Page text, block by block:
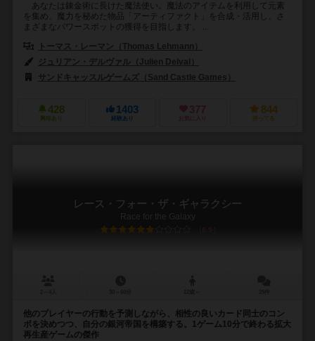
あなたは錬金術に長けた魔法使い。魔法のアイテムを利用して元素
を集め、魔力を秘めた物品「アーティファクト」を合成・活用し、さ
まざまなパワースポットの獲得を目指します。 ...
トーマス・レーマン（Thomas Lehmann）
ジュリアン・デルヴァル（Julien Delval）
サンドキャッスルゲームズ（Sand Castle Games）
428
興味あり
1403
経験あり
377
お気に入り
844
持ってる
レース・フォー・ザ・ギャラクシー
Race for the Galaxy
6.9
他のプレイヤーの行動を予測しながら、相性の良いカード同士のコン
ボを決めつつ、自分の銀河帝国を構築する。1ゲーム10分で終わる拡大
再生産ゲームの傑作